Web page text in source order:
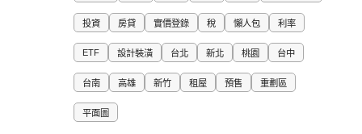
投資 房貸 實價登錄 稅 懶人包 利率
ETF 設計裝潢 台北 新北 桃園 台中
台南 高雄 新竹 租屋 預售 重劃區
平面圖